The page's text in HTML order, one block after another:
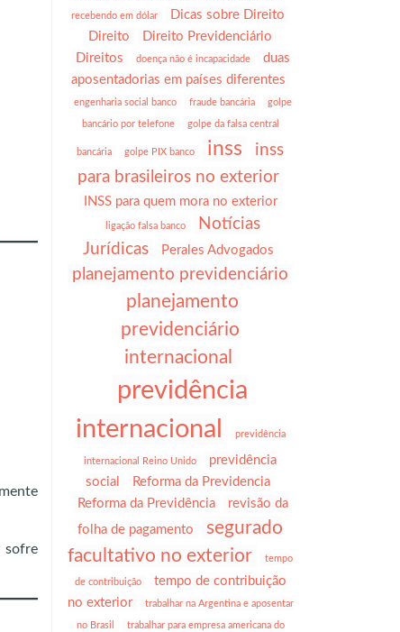
sofre
recebendo em dólar
Dicas sobre Direito
Direito
Direito Previdenciário
Direitos
doença não é incapacidade
duas
aposentadorias em países diferentes
engenharia social banco fraude bancária golpe
bancário por telefone golpe da falsa central
bancária golpe PIX banco inss
inss
para brasileiros no exterior
INSS para quem mora no exterior
ligação falsa banco
Notícias
Jurídicas
Perales Advogados
planejamento previdenciário
planejamento
previdenciário
internacional
previdência
internacional
previdência
internacional Reino Unido
previdência
social
Reforma da Previdencia
Reforma da Previdência
revisão da
folha de pagamento
segurado
facultativo no exterior
tempo
de contribuição
tempo de contribuição
no exterior
trabalhar na Argentina e aposentar
no Brasil trabalhar para empresa americana do